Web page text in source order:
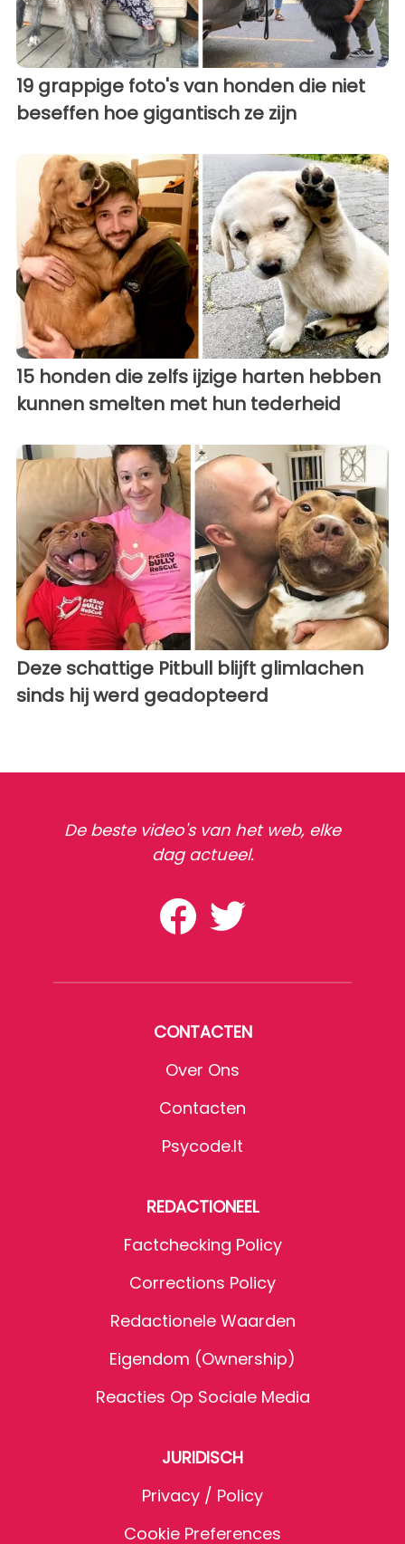
19 grappige foto's van honden die niet
beseffen hoe gigantisch ze zijn
15 honden die zelfs ijzige harten hebben
kunnen smelten met hun tederheid
Deze schattige Pitbull blijft glimlachen
sinds hij werd geadopteerd
De beste video's van het web, elke
dag actueel.
CONTACTEN
Over Ons
Contacten
Psycode.it
REDACTIONEEL
Factchecking Policy
Corrections Policy
Redactionele Waarden
Eigendom (Ownership)
Reacties Op Sociale Media
JURIDISCH
Privacy / Policy
Cookie Preferences